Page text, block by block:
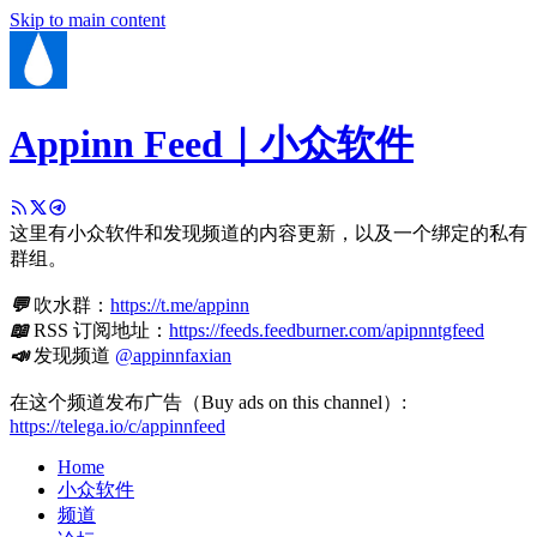
Skip to main content
Appinn Feed｜小众软件
这里有小众软件和发现频道的内容更新，以及一个绑定的私有
群组。
💬吹水群： https://t.me/appinn
📖RSS 订阅地址： https://feeds.feedburner.com/apipnntgfeed
📣发现频道 @appinnfaxian
在这个频道发布广告（Buy ads on this channel）:
https://telega.io/c/appinnfeed
Home
小众软件
频道